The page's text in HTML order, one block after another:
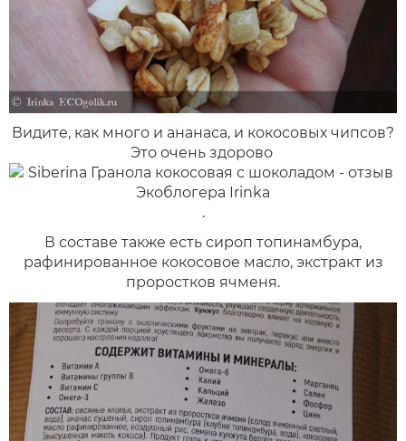
Видите, как много и ананаса, и кокосовых чипсов?
Это очень здорово
.
В составе также есть сироп топинамбура,
рафинированное кокосовое масло, экстракт из
проростков ячменя.